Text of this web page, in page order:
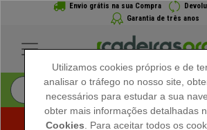
Envio grátis na sua Compra
Garantia de três anos
Utilizamos cookies próprios e de
analisar o tráfego no nosso site,
necessários para estudar a sua
obter mais informações detalhadas
Cookies . Para aceitar todos os